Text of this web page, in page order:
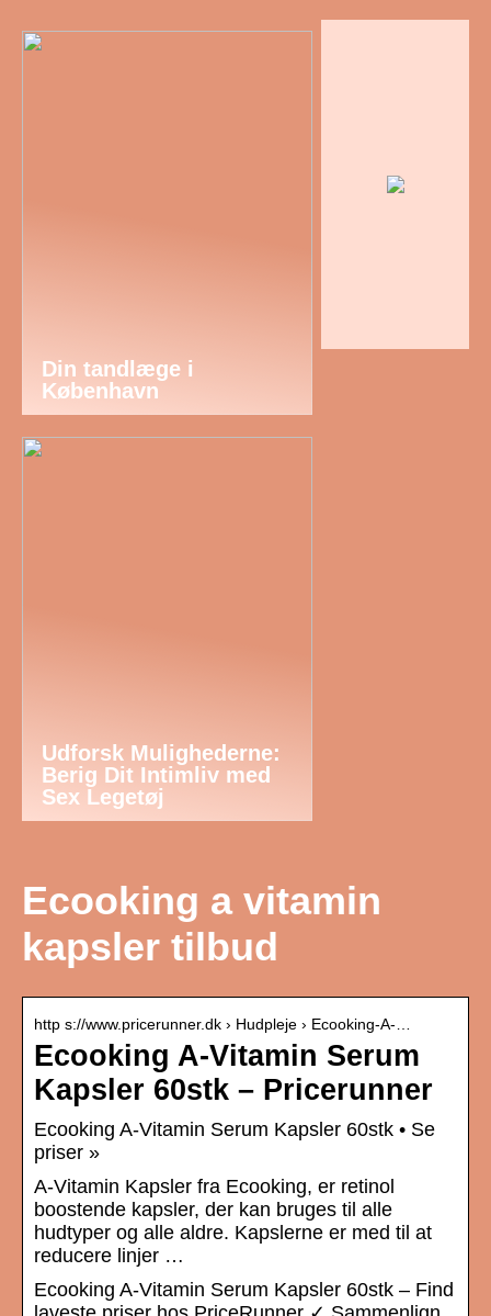
Din tandlæge i
København
Udforsk Mulighederne:
Berig Dit Intimliv med
Sex Legetøj
Ecooking a vitamin
kapsler tilbud
http s://www.pricerunner.dk › Hudpleje › Ecooking-A-…
Ecooking A-Vitamin Serum
Kapsler 60stk – Pricerunner
Ecooking A-Vitamin Serum Kapsler 60stk • Se
priser »
A-Vitamin Kapsler fra Ecooking, er retinol
boostende kapsler, der kan bruges til alle
hudtyper og alle aldre. Kapslerne er med til at
reducere linjer …
Ecooking A-Vitamin Serum Kapsler 60stk – Find